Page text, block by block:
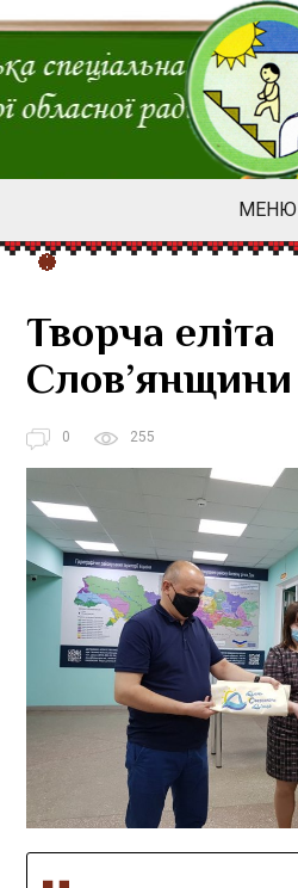
МЕНЮ
Творча еліта
Слов’янщини
0 255